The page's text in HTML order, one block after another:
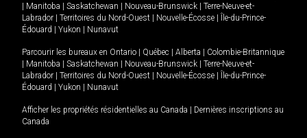
| Manitoba | Saskatchewan | Nouveau-Brunswick | Terre-Neuve-et-
Labrador | Territoires du Nord-Ouest | Nouvelle-Écosse | Île-du-Prince-
Édouard | Yukon | Nunavut
Parcourir les bureaux en Ontario | Québec | Alberta | Colombie-Britannique
| Manitoba | Saskatchewan | Nouveau-Brunswick | Terre-Neuve-et-
Labrador | Territoires du Nord-Ouest | Nouvelle-Écosse | Île-du-Prince-
Édouard | Yukon | Nunavut
Afficher les propriétés résidentielles au Canada | Dernières inscriptions au
Canada